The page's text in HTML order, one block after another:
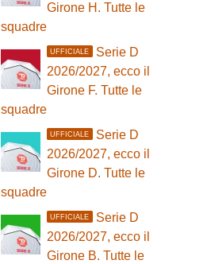
Girone H. Tutte le
squadre
UFFICIALE
Serie D
2026/2027, ecco il
Girone F. Tutte le
squadre
UFFICIALE
Serie D
2026/2027, ecco il
Girone D. Tutte le
squadre
UFFICIALE
Serie D
2026/2027, ecco il
Girone B. Tutte le